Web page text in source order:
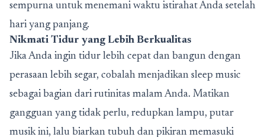
sempurna untuk menemani waktu istirahat Anda setelah
hari yang panjang.
Nikmati Tidur yang Lebih Berkualitas
Jika Anda ingin tidur lebih cepat dan bangun dengan
perasaan lebih segar, cobalah menjadikan sleep music
sebagai bagian dari rutinitas malam Anda. Matikan
gangguan yang tidak perlu, redupkan lampu, putar
musik ini, lalu biarkan tubuh dan pikiran memasuki